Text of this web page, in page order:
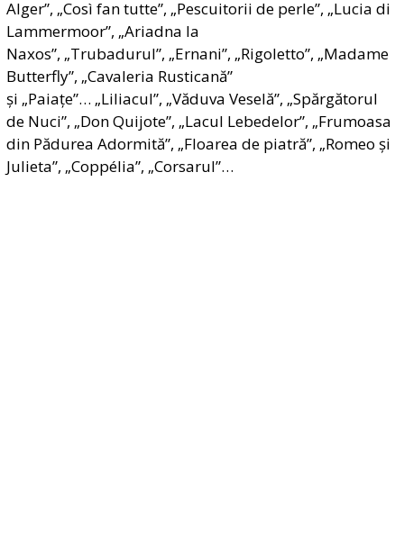
Alger”, „Così fan tutte”, „Pescuitorii de perle”, „Lucia di
Lammermoor”, „Ariadna la
Naxos”, „Trubadurul”, „Ernani”, „Rigoletto”, „Madame
Butterfly”, „Cavaleria Rusticană”
și „Paiațe”… „Liliacul”, „Văduva Veselă”, „Spărgătorul
de Nuci”, „Don Quijote”, „Lacul Lebedelor”, „Frumoasa
din Pădurea Adormită”, „Floarea de piatră”, „Romeo și
Julieta”, „Coppélia”, „Corsarul”…